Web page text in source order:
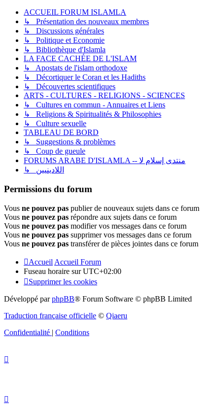
ACCUEIL FORUM ISLAMLA
↳ Présentation des nouveaux membres
↳ Discussions générales
↳ Politique et Economie
↳ Bibliothèque d'Islamla
LA FACE CACHÉE DE L'ISLAM
↳ Apostats de l'islam orthodoxe
↳ Décortiquer le Coran et les Hadiths
↳ Découvertes scientifiques
ARTS - CULTURES - RELIGIONS - SCIENCES
↳ Cultures en commun - Annuaires et Liens
↳ Religions & Spiritualités & Philosophies
↳ Culture sexuelle
TABLEAU DE BORD
↳ Suggestions & problèmes
↳ Coup de gueule
FORUMS ARABE D'ISLAMLA -- منتدى إسلام لا
↳ اللادينيين
Permissions du forum
Vous ne pouvez pas publier de nouveaux sujets dans ce forum
Vous ne pouvez pas répondre aux sujets dans ce forum
Vous ne pouvez pas modifier vos messages dans ce forum
Vous ne pouvez pas supprimer vos messages dans ce forum
Vous ne pouvez pas transférer de pièces jointes dans ce forum
Accueil Accueil Forum
Fuseau horaire surUTC+02:00
Supprimer les cookies
Développé parphpBB® Forum Software © phpBB Limited
Traduction française officielle © Qiaeru
Confidentialité | Conditions